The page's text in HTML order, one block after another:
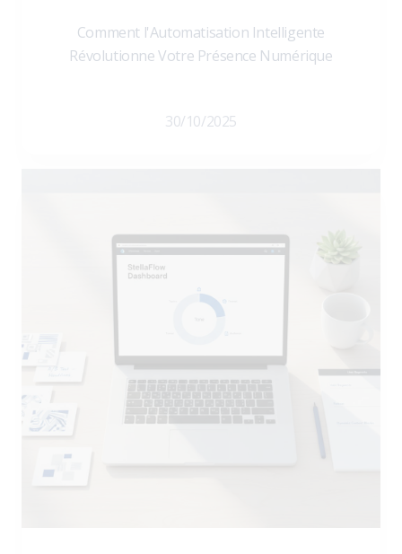
Comment l'Automatisation Intelligente
Révolutionne Votre Présence Numérique
30/10/2025